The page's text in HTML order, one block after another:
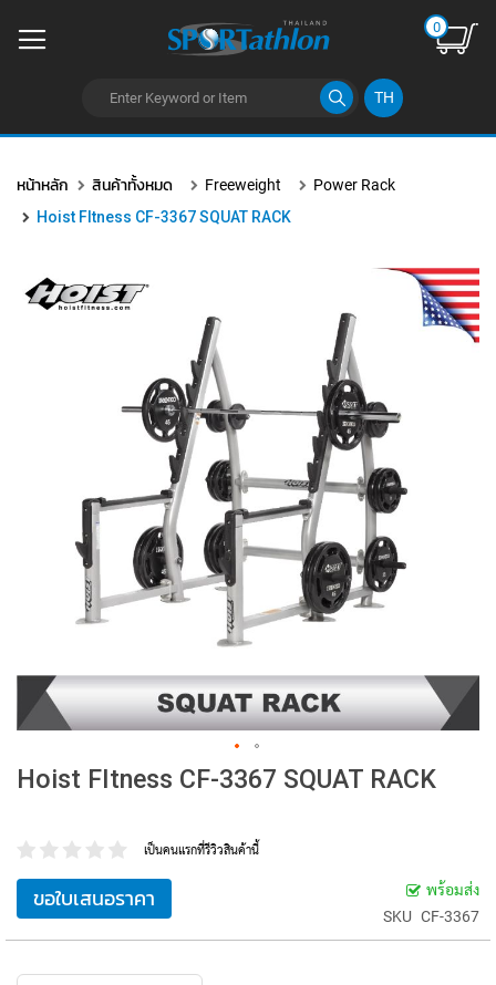
TH
0
ยัง
เนื้อหา
หน้าหลัก สินค้าทั้งหมด Freeweight
Power Rack
Hoist FItness CF-3367 SQUAT RACK
Hoist FItness CF-3367 SQUAT RACK
เป็นคนแรกที่รีวิวสินค้านี้
ขอใบเสนอราคา
พร้อมส่ง
SKU CF-3367